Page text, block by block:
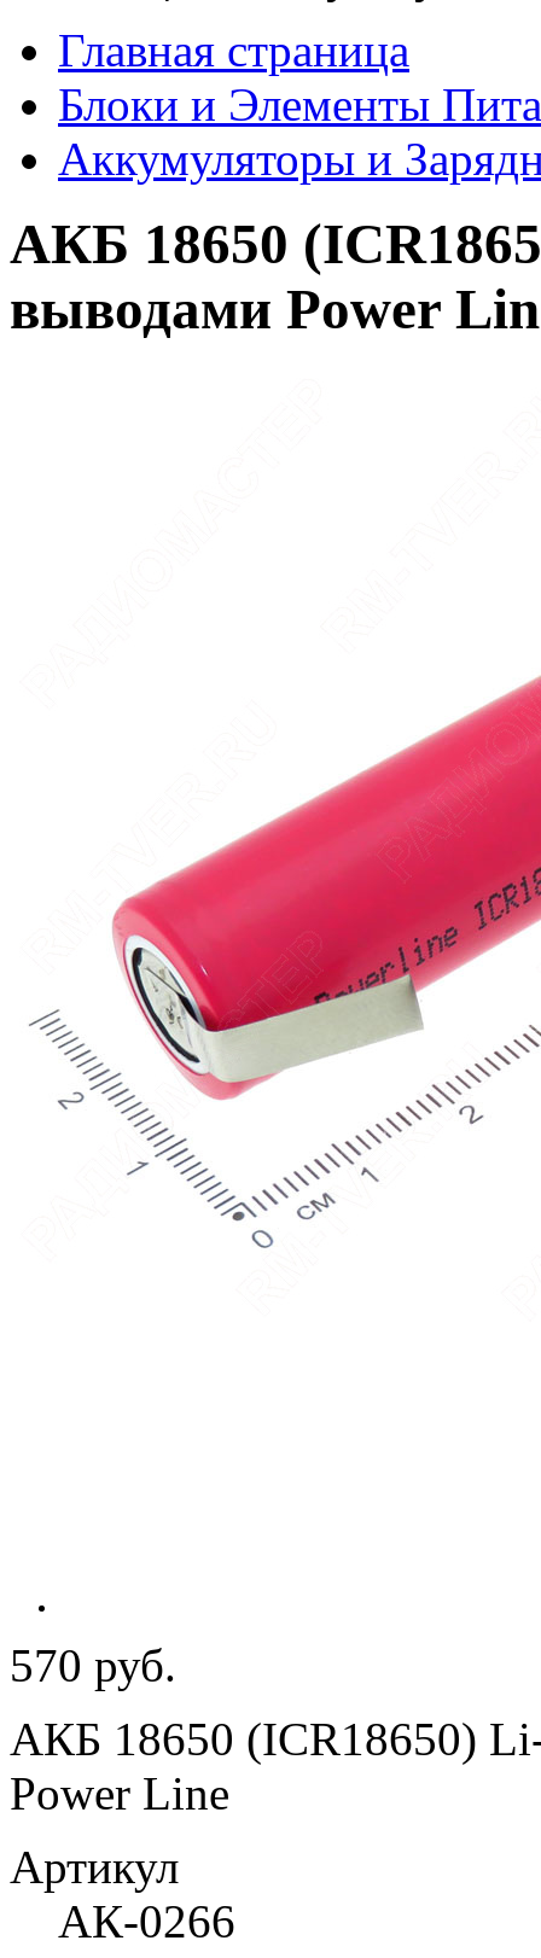
Главная страница
Блоки и Элементы
Аккумуляторы и
АКБ 18650
выводами Power
570 руб.
АКБ 18650 (ICR18650)
Power Line
Артикул
АК-0266